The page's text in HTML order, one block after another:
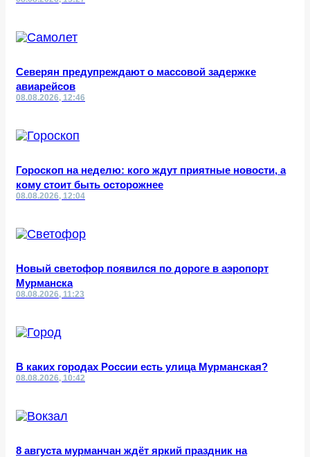
Северян предупреждают о массовой задержке
авиарейсов
08.08.2026, 12:46
Гороскоп на неделю: кого ждут приятные новости, а
кому стоит быть осторожнее
08.08.2026, 12:04
Новый светофор появился по дороге в аэропорт
Мурманска
08.08.2026, 11:23
В каких городах России есть улица Мурманская?
08.08.2026, 10:42
8 августа мурманчан ждёт яркий праздник на